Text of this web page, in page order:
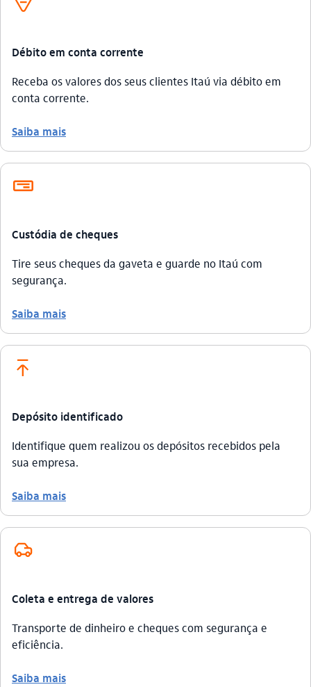
Débito em conta corrente
Receba os valores dos seus clientes Itaú via débito em
conta corrente.
Saiba mais
cheque_outline
Custódia de cheques
Tire seus cheques da gaveta e guarde no Itaú com
segurança.
Saiba mais
icon-itaufonts_deposito icon
Depósito identificado
Identifique quem realizou os depósitos recebidos pela
sua empresa.
Saiba mais
veiculo_outline
Coleta e entrega de valores
Transporte de dinheiro e cheques com segurança e
eficiência.
Saiba mais